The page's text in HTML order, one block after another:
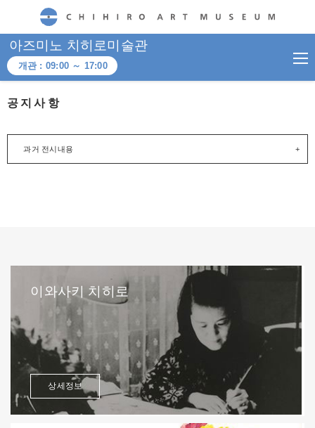
아즈미노 치히로미술관
개관 : 09:00 ～ 17:00
공지사항
과거 전시내용
이와사키 치히로
상세정보